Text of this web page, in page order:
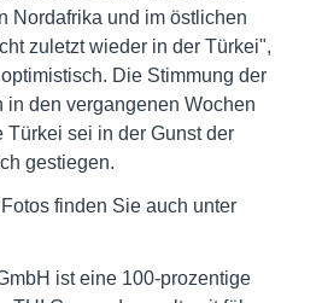
Nordafrika und im östlichen
zuletzt wieder in der Türkei",
Die Stimmung der
in den vergangenen Wochen
sei in der Gunst der
gestiegen.
finden Sie auch unter
ist eine 100-prozentige